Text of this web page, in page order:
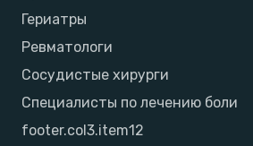
Гериатры
Ревматологи
Сосудистые хирурги
Специалисты по лечению боли
footer.col3.item12